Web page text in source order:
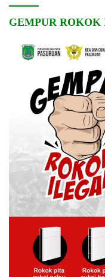
GEMPUR